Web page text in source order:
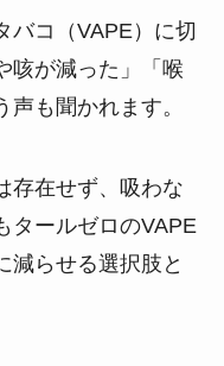
バコ（VAPE）に切
咳が減った」「喉
も聞かれます。
存在せず、吸わな
タールゼロのVAPE
減らせる選択肢と